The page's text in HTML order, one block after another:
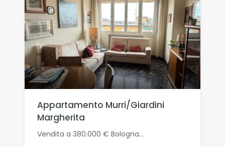
Appartamento Murri/Giardini
Margherita
Vendita a 380.000 € Bologna…